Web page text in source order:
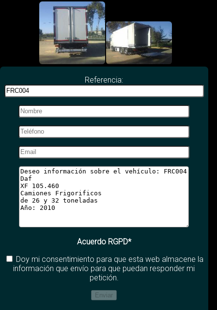
Referencia:
Acuerdo RGPD*
Doy mi consentimiento para que esta web almacene la
información que envío para que puedan responder mi
petición.